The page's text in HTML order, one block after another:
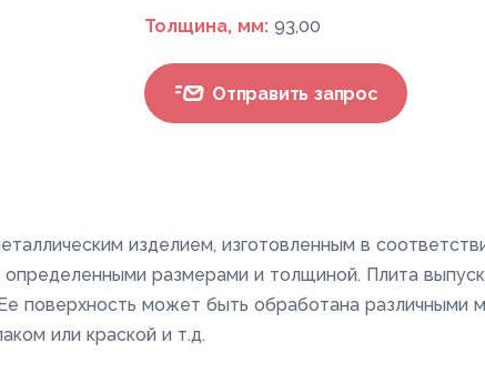
Толщина, мм: 93,00
Отправить запрос
изделием, изготовленным в
размерами и толщиной. Плита
поверхность может быть обработана различными
или краской и т.д.